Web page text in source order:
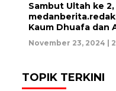
Sambut Ultah ke
Kaum Dhuafa dan
November 23, 2024 |
TOPIK TERKINI